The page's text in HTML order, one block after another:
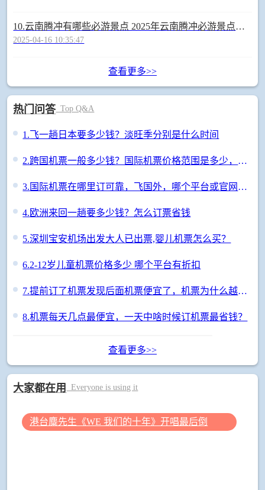
10.云南腾冲有哪些必游景点 2025年云南腾冲必游景点指南
2025-04-16 10:35:47
查看更多>>
热门问答Top Q&A
1.飞一趟日本要多少钱？淡旺季分别是什么时间
2.跨国机票一般多少钱？国际机票价格范围是多少，咋订便宜
3. 国际机票在哪里订可靠，飞国外，哪个平台或官网订票最放心？
4.欧洲来回一趟要多少钱？怎么订票省钱
5.深圳宝安机场出发大人已出票,婴儿机票怎么买？
6.2-12岁儿童机票价格多少 哪个平台有折扣
7.提前订了机票发现后面机票便宜了，机票为什么越晚买越便宜
8.机票每天几点最便宜，一天中啥时候订机票最省钱？
查看更多>>
大家都在用 Everyone is using it
港台麋先生《WE 我们的十年》开唱最后倒